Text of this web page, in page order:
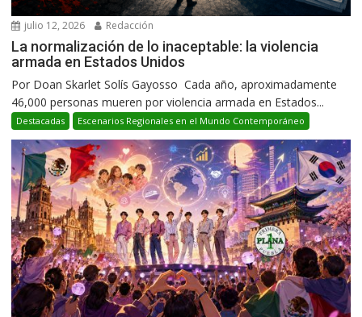
julio 12, 2026 Redacción
La normalización de lo inaceptable: la violencia
armada en Estados Unidos
Por Doan Skarlet Solís Gayosso Cada año, aproximadamente
46,000 personas mueren por violencia armada en Estados...
Destacadas Escenarios Regionales en el Mundo Contemporáneo